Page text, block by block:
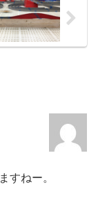
すねー。